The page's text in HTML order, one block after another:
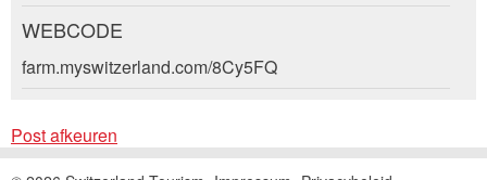
* Invoer vereist
Aankomst *
ma di wo do vr za zo
AUGUSTUS 2026
WEBCODE
farm.myswitzerland.com/8Cy5FQ
Post afkeuren